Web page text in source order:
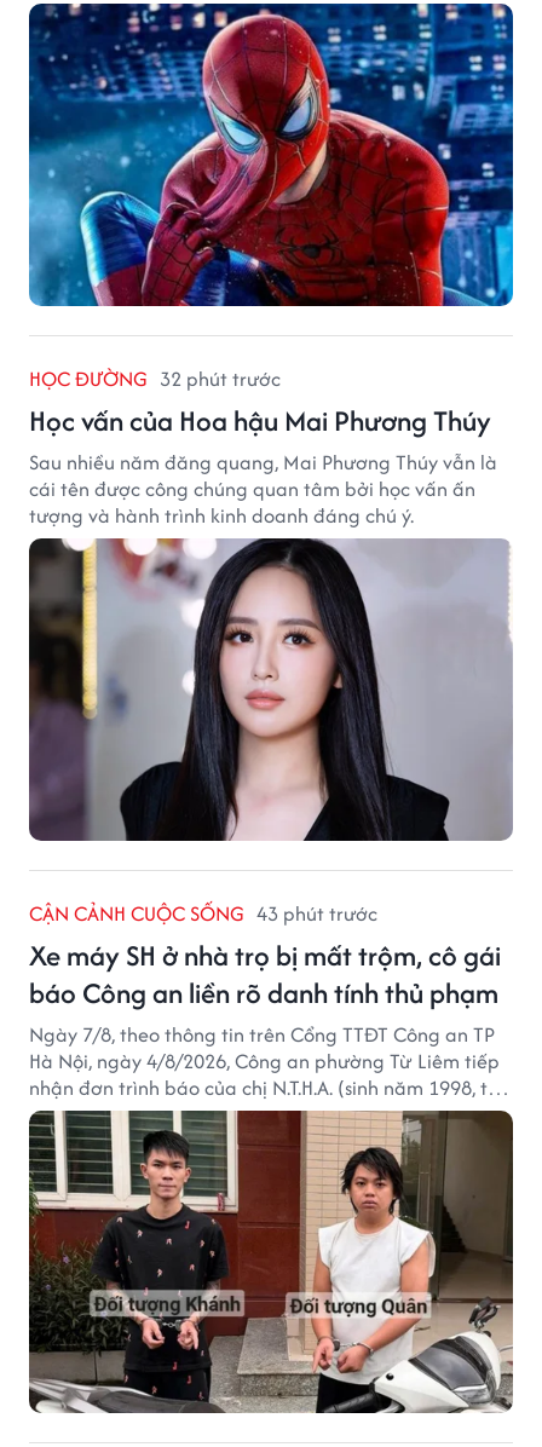
HỌC ĐƯỜNG 32 phút trước
Học vấn của Hoa hậu Mai Phương Thúy
Sau nhiều năm đăng quang, Mai Phương Thúy vẫn là
cái tên được công chúng quan tâm bởi học vấn ấn
tượng và hành trình kinh doanh đáng chú ý.
CẬN CẢNH CUỘC SỐNG 43 phút trước
Xe máy SH ở nhà trọ bị mất trộm, cô gái
báo Công an liền rõ danh tính thủ phạm
Ngày 7/8, theo thông tin trên Cổng TTĐT Công an TP
Hà Nội, ngày 4/8/2026, Công an phường Từ Liêm tiếp
nhận đơn trình báo của chị N.T.H.A. (sinh năm 1998, trú
tại phường Từ Liêm) về việc bị kẻ gian lấy trộm chiếc
xe mô tô Honda SH 125i, tại khu nhà trọ nơi đang sinh
sống.